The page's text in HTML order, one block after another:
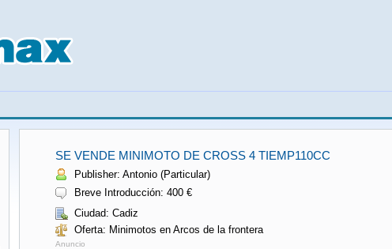
SE VENDE MINIMOTO DE CROSS 4 TIEMP110CC
Publisher: Antonio (Particular)
Breve Introducción: 400 €
Ciudad: Cadiz
Oferta: Minimotos en Arcos de la frontera
Anuncio